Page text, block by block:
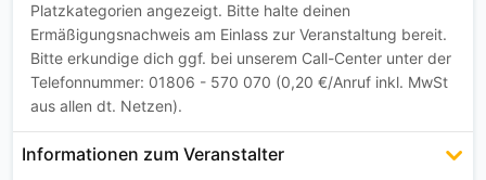
Platzkategorien angezeigt. Bitte halte deinen
Ermäßigungsnachweis am Einlass zur Veranstaltung bereit.
Bitte erkundige dich ggf. bei unserem Call-Center unter der
Telefonnummer: 01806 - 570 070 (0,20 €/Anruf inkl. MwSt
aus allen dt. Netzen).
Informationen zum Veranstalter